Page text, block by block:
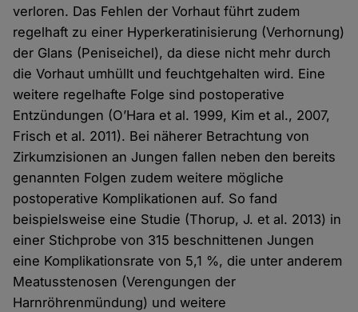
verloren. Das Fehlen der Vorhaut führt zudem
regelhaft zu einer Hyperkeratinisierung (Verhornung)
der Glans (Peniseichel), da diese nicht mehr durch
die Vorhaut umhüllt und feuchtgehalten wird. Eine
weitere regelhafte Folge sind postoperative
Entzündungen (O’Hara et al. 1999, Kim et al., 2007,
Frisch et al. 2011). Bei näherer Betrachtung von
Zirkumzisionen an Jungen fallen neben den bereits
genannten Folgen zudem weitere mögliche
postoperative Komplikationen auf. So fand
beispielsweise eine Studie (Thorup, J. et al. 2013) in
einer Stichprobe von 315 beschnittenen Jungen
eine Komplikationsrate von 5,1 %, die unter anderem
Meatusstenosen (Verengungen der
Harnröhrenmündung) und weitere